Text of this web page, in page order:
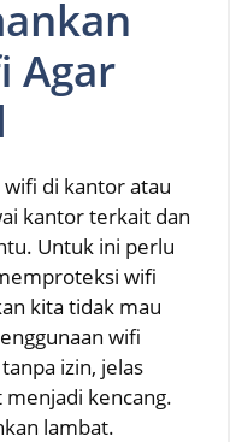
Agar
wifi di kantor atau
kantor terkait dan
Untuk ini perlu
wifi
kita tidak mau
wifi
izin, jelas
kencang.
lambat.